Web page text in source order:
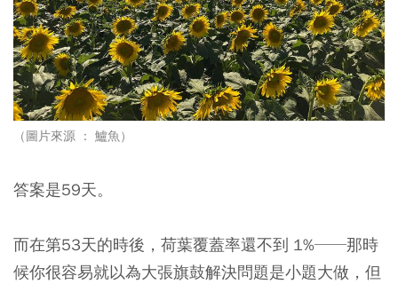
（圖片來源 ： 鱸魚）
答案是59天。
而在第53天的時後，荷葉覆蓋率還不到 1%──那時
候你很容易就以為大張旗鼓解決問題是小題大做，但